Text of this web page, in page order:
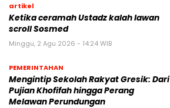
artikel
Ketika ceramah Ustadz kalah lawan
scroll Sosmed
Minggu, 2 Agu 2026 - 14:24 WIB
PEMERINTAHAN
Mengintip Sekolah Rakyat Gresik: Dari
Pujian Khofifah hingga Perang
Melawan Perundungan